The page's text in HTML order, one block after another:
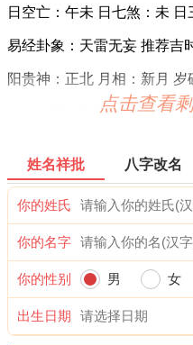
日空亡：午未 日七煞：未
易经卦象：天雷无妄 推荐吉
阳贵神：正北 月相：新月 岁
十二值神：朱雀 — 凶：俗称
九星：二黒摄提土星(凶) 二
六曜：赤口 — 凶(午时吉)：
日一早一晚为凶，而从上午
六曜，又称孔明六曜星、小
文。后来传至日本，并于当
财神：正北 月名：季夏 太岁
十二值日：破执位 — 凶：：
点击查看
姓名祥批 八字改名
你的姓氏
你的名字
你的性别 男 女
出生日期